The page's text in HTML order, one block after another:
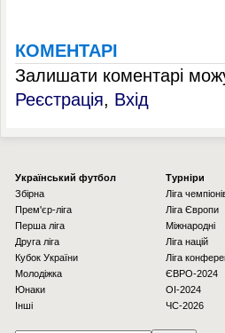
КОМЕНТАРІ
Залишати коментарі
Реєстрація, Вхід
Українcький футбол
Збірна
Прем'єр-ліга
Перша ліга
Друга ліга
Кубок України
Молодіжка
Юнаки
Інші
Турніри
Ліга
Ліга Європи
Міжнародні
Ліга націй
Ліга
ЄВРО-2024
OI-2024
ЧС-2026